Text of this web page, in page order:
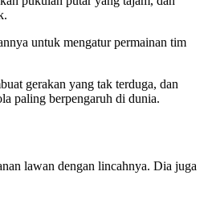
untuk mengatur permainan tim
gerakan yang tak terduga, dan
paling berpengaruh di dunia.
lawan dengan lincahnya. Dia juga